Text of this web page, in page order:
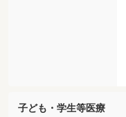
子ども・学生等医療